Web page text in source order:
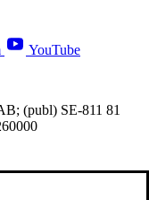
YouTube
(publ) SE-811 81